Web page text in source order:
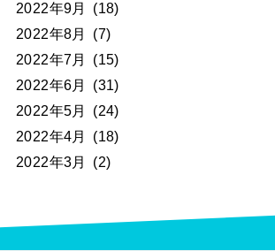
2022年9月
(18)
2022年8月
(7)
2022年7月
(15)
2022年6月
(31)
2022年5月
(24)
2022年4月
(18)
2022年3月
(2)